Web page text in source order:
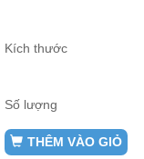
Ban
Công,
Vườn
Kích thước
Số lượng
THÊM VÀO GIỎ